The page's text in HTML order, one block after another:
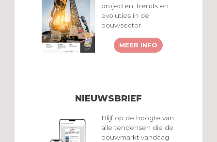
projecten, trends en
evoluties in de
bouwsector
MEER INFO
NIEUWSBRIEF
Blijf op de hoogte van
alle tendensen die de
bouwmarkt vandaag